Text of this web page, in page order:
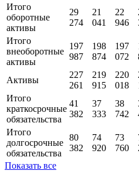
Итого
оборотные
активы
29
274
21
041
22
946
Итого
внеоборотные
активы
197
987
198
874
197
072
Активы
227
261
219
915
220
018
Итого
краткосрочные
обязательства
41
382
37
333
38
742
Итого
долгосрочные
обязательства
80
382
74
920
73
760
Показать все